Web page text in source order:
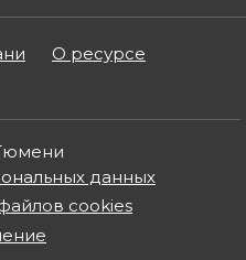
О ресурсе
данных
cookies